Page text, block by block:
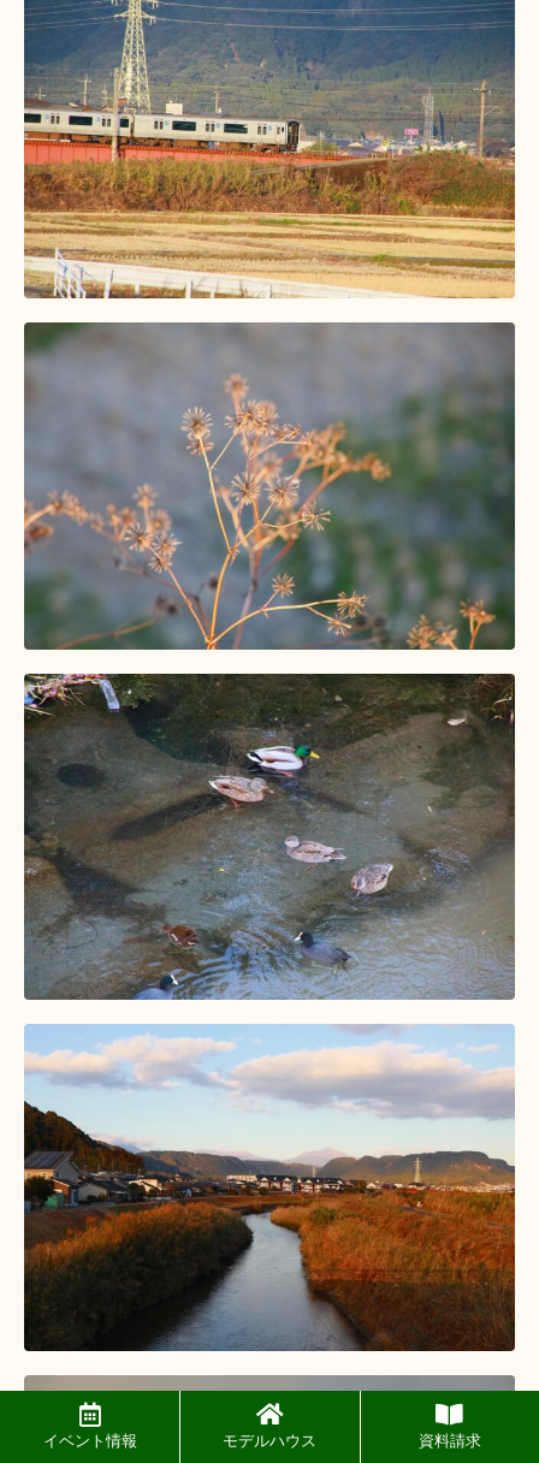
イベント情報 モデルハウス 資料請求